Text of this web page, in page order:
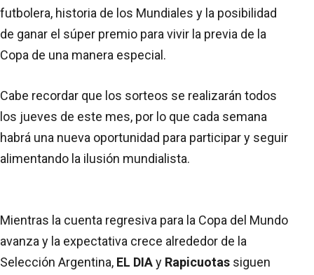
futbolera, historia de los Mundiales y la posibilidad
de ganar el súper premio para vivir la previa de la
Copa de una manera especial.
Cabe recordar que los sorteos se realizarán todos
los jueves de este mes, por lo que cada semana
habrá una nueva oportunidad para participar y seguir
alimentando la ilusión mundialista.
Mientras la cuenta regresiva para la Copa del Mundo
avanza y la expectativa crece alrededor de la
Selección Argentina, EL DIAy Rapicuotas siguen